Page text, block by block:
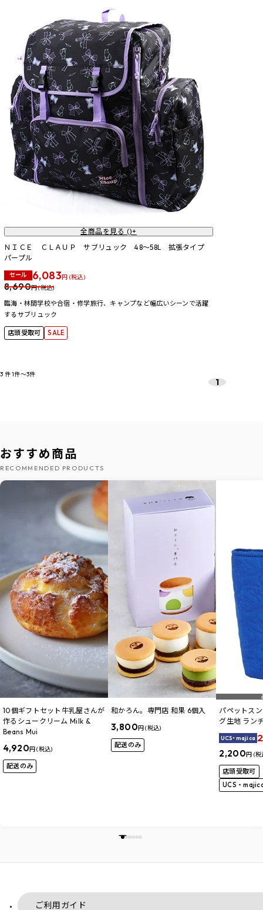
全商品を見る ()+
ＮＩＣＥ ＣＬＡＵＰ サブリュック 48～58L 拡張タイプ
パープル
セール 6,083円 (税込)
8,690円 (税込)
臨海・林間学校や合宿・修学旅行、キャンプなど幅広いシーンで活躍
するサブリュック
店頭受取可 SALE
3 件1件～3件
1
おすすめ商品
RECOMMENDED PRODUCTS
10個ギフトセット牛乳屋さんが
作るシュークリーム Milk &
Beans Mui
4,920円 (税込)
配送のみ
和かろん。専門店 和果 6個入
3,800円 (税込)
配送のみ
パペットス
グ生地 ラン
UCS・majica
2,200円 (税
店頭受取可
UCS・
ご利用ガイド